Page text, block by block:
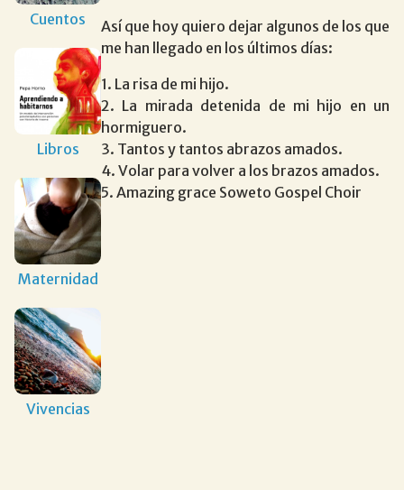
Cuentos
Libros
Maternidad
Vivencias
Así que hoy quiero dejar algunos de los que
me han llegado en los últimos días:
1. La risa de mi hijo.
2. La mirada detenida de mi hijo en un
hormiguero.
3. Tantos y tantos abrazos amados.
4. Volar para volver a los brazos amados.
5. Amazing grace Soweto Gospel Choir